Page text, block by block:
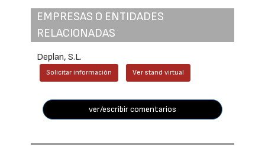
EMPRESAS O ENTIDADES
RELACIONADAS
Deplan, S.L.
Solicitar información Ver stand virtual
ver/escribir comentarios